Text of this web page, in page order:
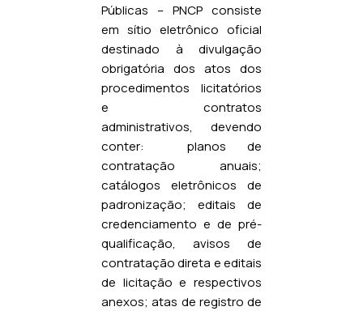
Públicas – PNCP consiste
em sítio eletrônico oficial
destinado à divulgação
obrigatória dos atos dos
procedimentos licitatórios
e contratos
administrativos, devendo
conter: planos de
contratação anuais;
catálogos eletrônicos de
padronização; editais de
credenciamento e de pré-
qualificação, avisos de
contratação direta e editais
de licitação e respectivos
anexos; atas de registro de